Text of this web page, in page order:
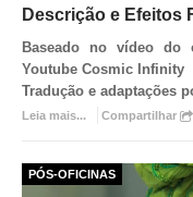
Descrição e Efeitos
Baseado no vídeo do
Youtube Cosmic Infinity
Tradução e adaptações
Leia mais... Compartilhar
PÓS-OFICINAS